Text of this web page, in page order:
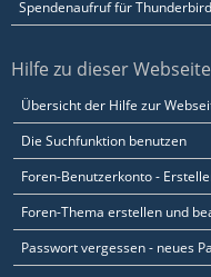
Spendenaufruf für Thunderbird
Hilfe zu dieser Webseite
Übersicht der Hilfe zur
Die Suchfunktion benutzen
Foren-Benutzerkonto -
Foren-Thema erstellen und
Passwort vergessen - neues